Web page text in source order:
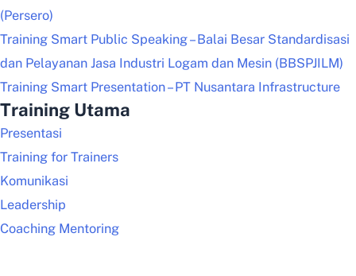
(Persero)
Training Smart Public Speaking – Balai Besar Standardisasi
dan Pelayanan Jasa Industri Logam dan Mesin (BBSPJILM)
Training Smart Presentation – PT Nusantara Infrastructure
Training Utama
Presentasi
Training for Trainers
Komunikasi
Leadership
Coaching Mentoring